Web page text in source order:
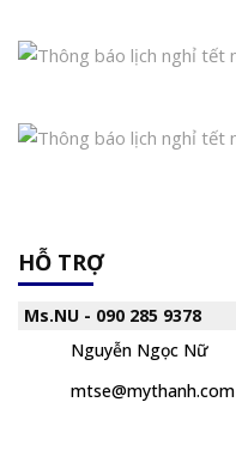
HỖ TRỢ
Ms.NU - 090 285 9378
Nguyễn Ngọc Nữ
mtse@mythanh.com